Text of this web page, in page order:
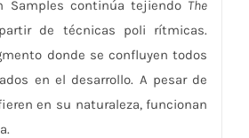
Samples continúa tejiendo The
de técnicas poli rítmicas.
donde se confluyen todos
en el desarrollo. A pesar de
en su naturaleza, funcionan